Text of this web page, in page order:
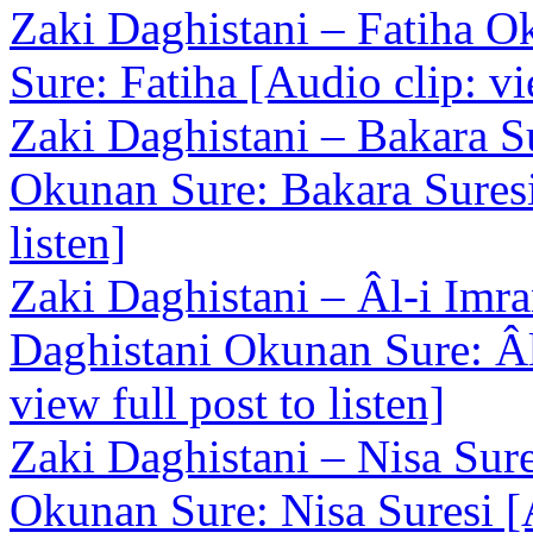
Zaki Daghistani – Fatiha
Sure: Fatiha [Audio clip:
Zaki Daghistani – Bakara
Okunan Sure: Bakara
listen]
Zaki Daghistani – Âl-i
Daghistani Okunan Sure:
view full post to listen]
Zaki Daghistani – Nisa
Okunan Sure: Nisa